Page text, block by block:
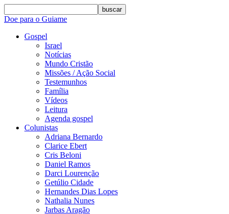
buscar
Doe para o Guiame
Gospel
Israel
Notícias
Mundo Cristão
Missões / Ação Social
Testemunhos
Família
Vídeos
Leitura
Agenda gospel
Colunistas
Adriana Bernardo
Clarice Ebert
Cris Beloni
Daniel Ramos
Darci Lourenção
Getúlio Cidade
Hernandes Dias Lopes
Nathalia Nunes
Jarbas Aragão